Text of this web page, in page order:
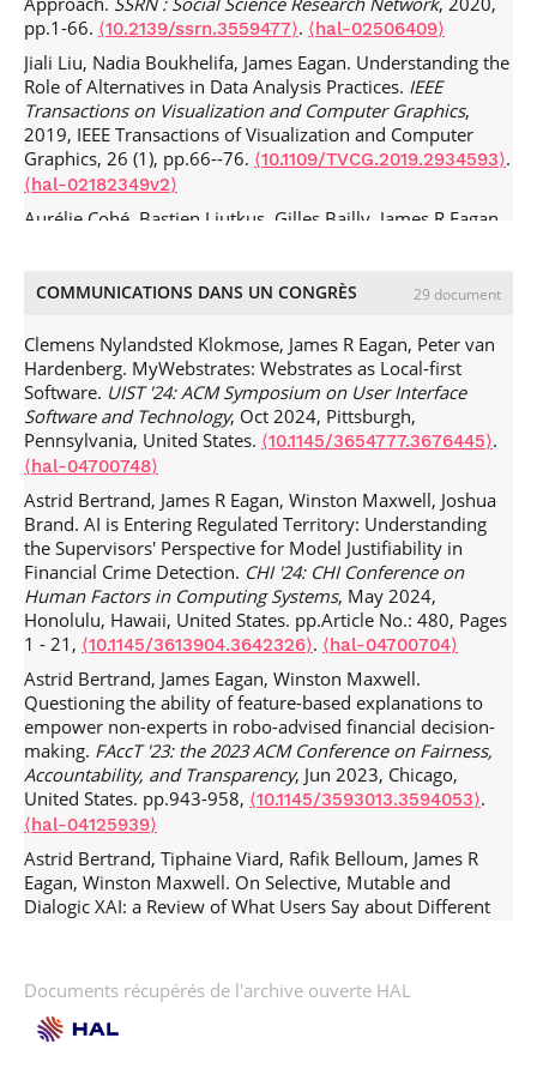
ACM
SIGSOFT
pp.1-66. ⟨10.2139/ssrn.3559477⟩. ⟨hal-02506409⟩
Jiali Liu, Nadia Boukhelifa, James Eagan. Understanding the
Role of Alternatives in Data Analysis Practices. IEEE
Transactions on Visualization and Computer Graphics,
2019, IEEE Transactions of Visualization and Computer
Graphics, 26 (1), pp.66--76. ⟨10.1109/TVCG.2019.2934593⟩.
⟨hal-02182349v2⟩
Aurélie Cohé, Bastien Liutkus, Gilles Bailly, James R Eagan,
IEEE Transactions on Visualization and Computer Graphics
⟨hal-01442946⟩
Michel Beaudouin-Lafon, Olivier Chapuis, James Eagan,
Tony Gjerlufsen, Stéphane Huot, et al.. Multisurface
Interaction in the WILD Room.Computer, 2012, Special
Issue on Interaction Beyond the Keyboard, 45 (4), pp.48-
56.⟨10.1109/MC.2012.110⟩
COMMUNICATIONS DANS UN CONGRÈS 29 document
Clemens Nylandsted Klokmose, James R Eagan, Peter van
Hardenberg. MyWebstrates: Webstrates as Local-first
Software. UIST '24: ACM Symposium on User Interface
Software and Technology, Oct 2024, Pittsburgh,
Pennsylvania, United States. ⟨10.1145/3654777.3676445⟩.
⟨hal-04700748⟩
Astrid Bertrand, James R Eagan, Winston Maxwell, Joshua
Brand. AI is Entering Regulated Territory: Understanding
the Supervisors' Perspective for Model Justifiability in
Financial Crime Detection. CHI '24: CHI Conference on
Human Factors in Computing Systems, May 2024,
Honolulu, Hawaii, United States. pp.Article No.: 480, Pages
1 - 21, ⟨10.1145/3613904.3642326⟩. ⟨hal-04700704⟩
Astrid Bertrand, James Eagan, Winston Maxwell.
Questioning the ability of feature-based explanations to
empower non-experts in robo-advised financial decision-
making. FAccT '23: the 2023 ACM Conference on Fairness,
Accountability, and Transparency, Jun 2023, Chicago,
United States. pp.943-958, ⟨10.1145/3593013.3594053⟩.
⟨hal-04125939⟩
Astrid Bertrand, Tiphaine Viard, Rafik Belloum, James R
Eagan, Winston Maxwell. On Selective, Mutable and
Dialogic XAI: a Review of What Users Say about Different
Hamburg, Germany. pp.1-21, ⟨10.1145/3544548.3581314⟩
⟨hal-04115961⟩
Astrid Bertrand, Rafik Belloum, James Eagan, Winston
Documents récupérés de l'archive ouverte HAL